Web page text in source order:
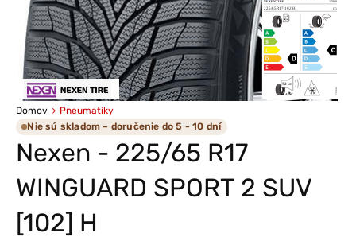
Domov
Pneumatiky
Nie sú skladom – doručenie do 5 - 10 dní
Nexen - 225/65 R17
WINGUARD SPORT 2 SUV
[102] H